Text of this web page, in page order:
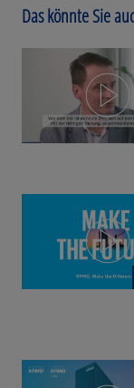
Das könnte Sie